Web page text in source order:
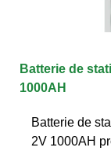
Batterie de
1000AH
Batterie de
2V 1000AH